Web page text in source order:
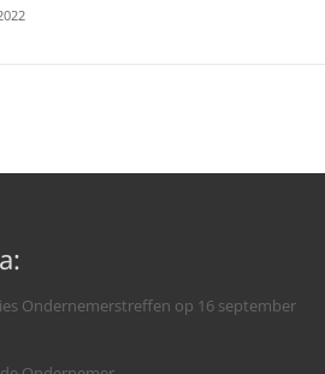
Ondernemerstreffen op 16 september